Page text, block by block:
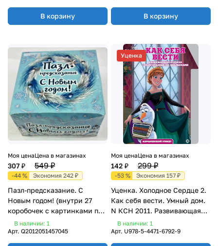
В корзину В корзину
Моя цена
307 ₽
Цена в магазинах
549 ₽
-44 % Экономия 242 ₽
Пазл-предсказание. С
Новым годом! (внутри 27
коробочек с картинками по
25 элементов в каждой)
В наличии: 1
Арт. Q2012051457045
Уценка
Моя цена
142 ₽
Цена в магазинах
299 ₽
-53 % Экономия 157 ₽
Уценка. Холодное Сердце 2.
Как себя вести. Умный дом.
N КСН 2011. Развивающая
книжка с наклейками
В наличии: 1
Арт. U978-5-4471-6792-9